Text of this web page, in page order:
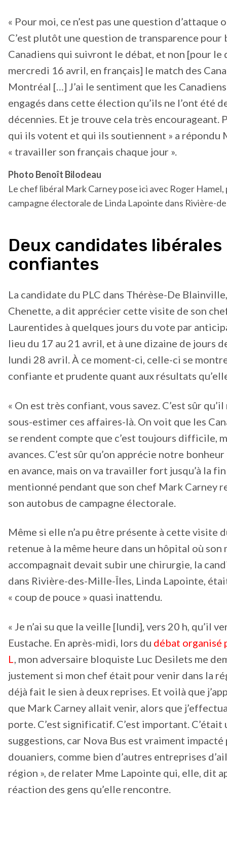
« Pour moi, ce n’est pas une question d’attaque
C’est plutôt une question de transparence
Canadiens qui suivront le débat, et non [pour le
mercredi 16 avril, en français] le match des
Montréal […] J’ai le sentiment que les
engagés dans cette élection qu’ils ne l’ont été
décennies. Et je trouve cela très encourageant.
qui ils votent et qui ils soutiennent » a répondu
« travailler son français chaque jour ».
Photo Benoît Bilodeau
Le chef libéral Mark Carney pose ici avec Roger
campagne électorale de Linda Lapointe dans Rivière-
Deux candidates libérales
confiantes
La candidate du PLC dans Thérèse-De
Chenette, a dit apprécier cette visite de son
Laurentides à quelques jours du vote par
lieu du 17 au 21 avril, et à une dizaine de jours
lundi 28 avril. À ce moment-ci, celle-ci se
confiante et prudente quant aux résultats
« On est très confiant, vous savez. C’est sûr
sous-estimer ces affaires-là. On voit que les
se rendent compte que c’est toujours difficile,
avances. C’est sûr qu’on apprécie notre
en avance, mais on va travailler fort jusqu’à la
mentionné pendant que son chef Mark Carney
son autobus de campagne électorale.
Même si elle n’a pu être présente à cette visite
retenue à la même heure dans un hôpital où son
accompagnait devait subir une chirurgie, la
dans Rivière-des-Mille-Îles, Linda Lapointe,
« coup de pouce » quasi inattendu.
« Je n’ai su que la veille [lundi], vers 20 h, qu’il
Eustache. En après-midi, lors du débat organisé
L, mon adversaire bloquiste Luc Desilets me
justement si mon chef était pour venir dans la
déjà fait le sien à deux reprises. Et voilà que
que Mark Carney allait venir, alors que
porte. C’est significatif. C’est important. C’était
suggestions, car Nova Bus est vraiment
douaniers, comme bien d’autres entreprises
région », de relater Mme Lapointe qui, elle, dit
réaction des gens qu’elle rencontre.